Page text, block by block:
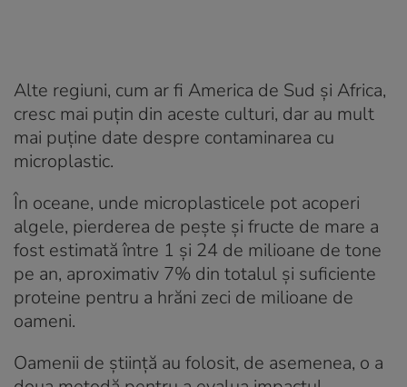
Alte regiuni, cum ar fi America de Sud și Africa,
cresc mai puțin din aceste culturi, dar au mult
mai puține date despre contaminarea cu
microplastic.
În oceane, unde microplasticele pot acoperi
algele, pierderea de pește și fructe de mare a
fost estimată între 1 și 24 de milioane de tone
pe an, aproximativ 7% din totalul și suficiente
proteine ​​pentru a hrăni zeci de milioane de
oameni.
Oamenii de știință au folosit, de asemenea, o a